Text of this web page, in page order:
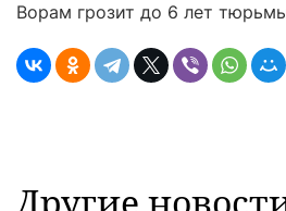
Ворам грозит до 6 лет